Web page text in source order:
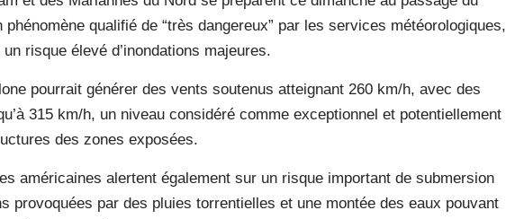
qualifié de “très dangereux” par les services météorologiques,
risque élevé d’inondations majeures.
pourrait générer des vents soutenus atteignant 260 km/h, avec des
315 km/h, un niveau considéré comme exceptionnel et potentiellement
des zones exposées.
américaines alertent également sur un risque important de submersion
provoquées par des pluies torrentielles et une montée des eaux pouvant